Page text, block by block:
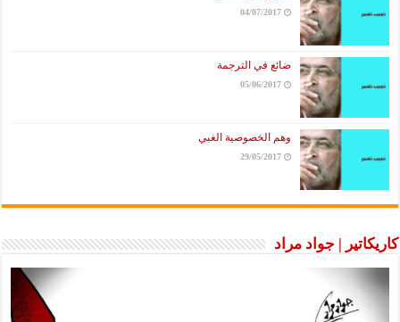
04/07/2017
ضائع في الترجمة
05/06/2017
وهم الخصوصية الغبي
29/05/2017
كاريكاتير | جواد مراد